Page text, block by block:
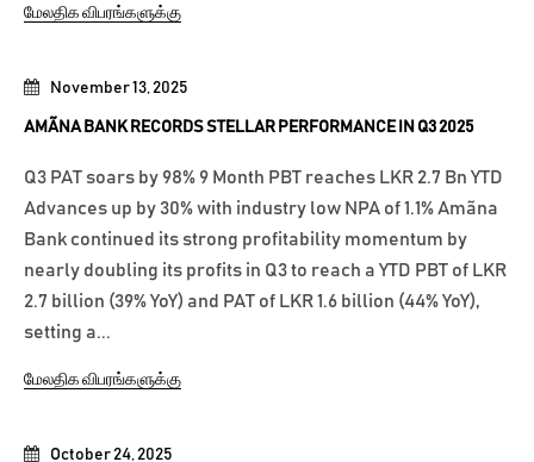
October 24, 2025
November 13, 2025
AMÃNA BANK RECORDS STELLAR PERFORMANCE IN Q3 2025
Q3 PAT soars by 98% 9 Month PBT reaches LKR 2.7 Bn YTD
Advances up by 30% with industry low NPA of 1.1% Amãna
Bank continued its strong profitability momentum by
nearly doubling its profits in Q3 to reach a YTD PBT of LKR
2.7 billion (39% YoY) and PAT of LKR 1.6 billion (44% YoY),
setting a...
மேலதிக விபரங்களுக்கு
மேலதிக விபரங்களுக்கு